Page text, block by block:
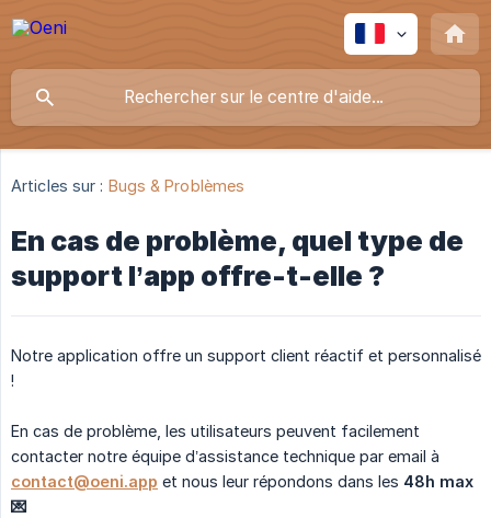
Articles sur : Bugs & Problèmes
En cas de problème, quel type de
support l’app offre-t-elle ?
Notre application offre un support client réactif et personnalisé
!
En cas de problème, les utilisateurs peuvent facilement
contacter notre équipe d’assistance technique par email à
contact@oeni.app et nous leur répondons dans les 48h max
💌